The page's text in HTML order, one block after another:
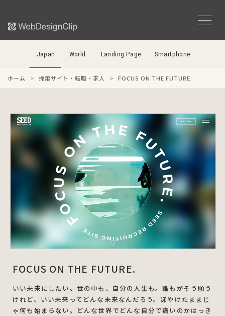
Japan World Landing Page Smartphone
ホーム 採用サイト・転職・求人 FOCUS ON THE FUTURE.
FOCUS ON THE FUTURE.
いい未来にしたい。世の中も、自分の人生も。誰もがそう願う
けれど、いい未来ってどんな未来なんだろう。ぼやけたままじ
ゃ何も始まらない。どんな世界でどんな自分で痛いのかはっき